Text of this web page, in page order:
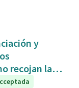
y
recojan las